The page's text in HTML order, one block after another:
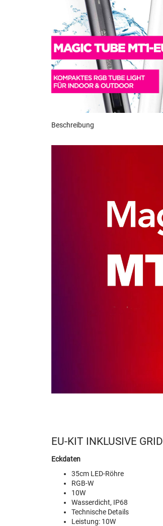
Beschreibung
EU-KIT INKLUSIVE GRID
Eckdaten
35cm LED-Röhre
RGB-W
10W
Wasserdicht, IP68
Technische Details
Leistung: 10W